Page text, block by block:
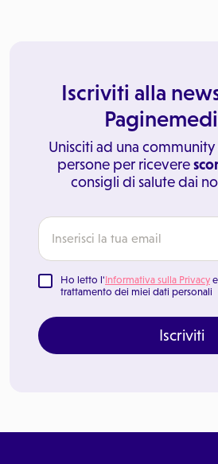
Iscriviti alla
Unisciti ad una
persone per ricevere
consigli di salute dai
Ho letto l'Informativa sulla Privacy
trattamento dei miei dati personali
Iscriviti